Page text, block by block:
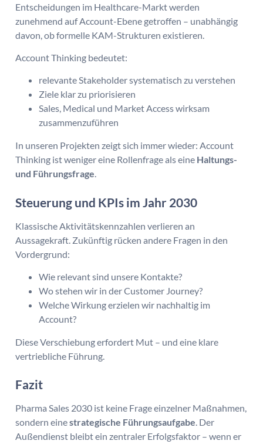
Entscheidungen im Healthcare-Markt werden
zunehmend auf Account-Ebene getroffen – unabhängig
davon, ob formelle KAM-Strukturen existieren.
Account Thinking bedeutet:
relevante Stakeholder systematisch zu verstehen
Ziele klar zu priorisieren
Sales, Medical und Market Access wirksam
zusammenzuführen
In unseren Projekten zeigt sich immer wieder: Account
Thinking ist weniger eine Rollenfrage als eine Haltungs-
und Führungsfrage.
Steuerung und KPIs im Jahr 2030
Klassische Aktivitätskennzahlen verlieren an
Aussagekraft. Zukünftig rücken andere Fragen in den
Vordergrund:
Wie relevant sind unsere Kontakte?
Wo stehen wir in der Customer Journey?
Welche Wirkung erzielen wir nachhaltig im
Account?
Diese Verschiebung erfordert Mut – und eine klare
vertriebliche Führung.
Fazit
Pharma Sales 2030 ist keine Frage einzelner Maßnahmen,
sondern einestrategische Führungsaufgabe. Der
Außendienst bleibt ein zentraler Erfolgsfaktor – wenn er